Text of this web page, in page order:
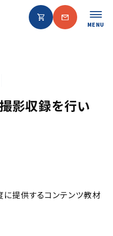
MENU
撮影収録を行い
提供するコンテンツ教材